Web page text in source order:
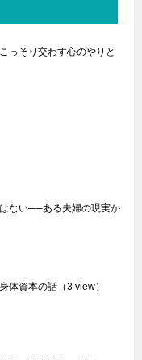
っそり交わす心のやりと
ない──ある夫婦の現実か
体資本の話 （3 view）